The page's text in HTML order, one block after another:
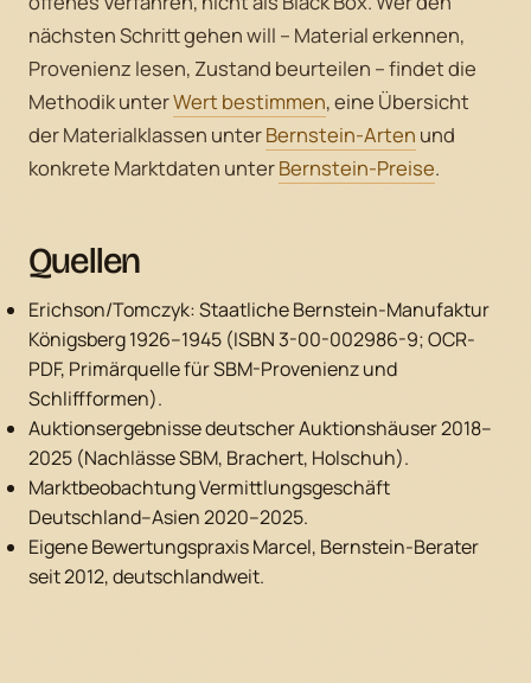
nächsten Schritt gehen will – Material erkennen,
Provenienz lesen, Zustand beurteilen – findet die
Methodik unterWert bestimmen, eine Übersicht
der Materialklassen unterBernstein-Arten und
konkrete Marktdaten unterBernstein-Preise.
Quellen
Erichson/Tomczyk: Staatliche Bernstein-Manufaktur
Königsberg 1926–1945 (ISBN 3-00-002986-9; OCR-
PDF, Primärquelle für SBM-Provenienz und
Schliffformen).
Auktionsergebnisse deutscher Auktionshäuser 2018–
2025 (Nachlässe SBM, Brachert, Holschuh).
Marktbeobachtung Vermittlungsgeschäft
Deutschland–Asien 2020–2025.
Eigene Bewertungspraxis Marcel, Bernstein-Berater
seit 2012, deutschlandweit.